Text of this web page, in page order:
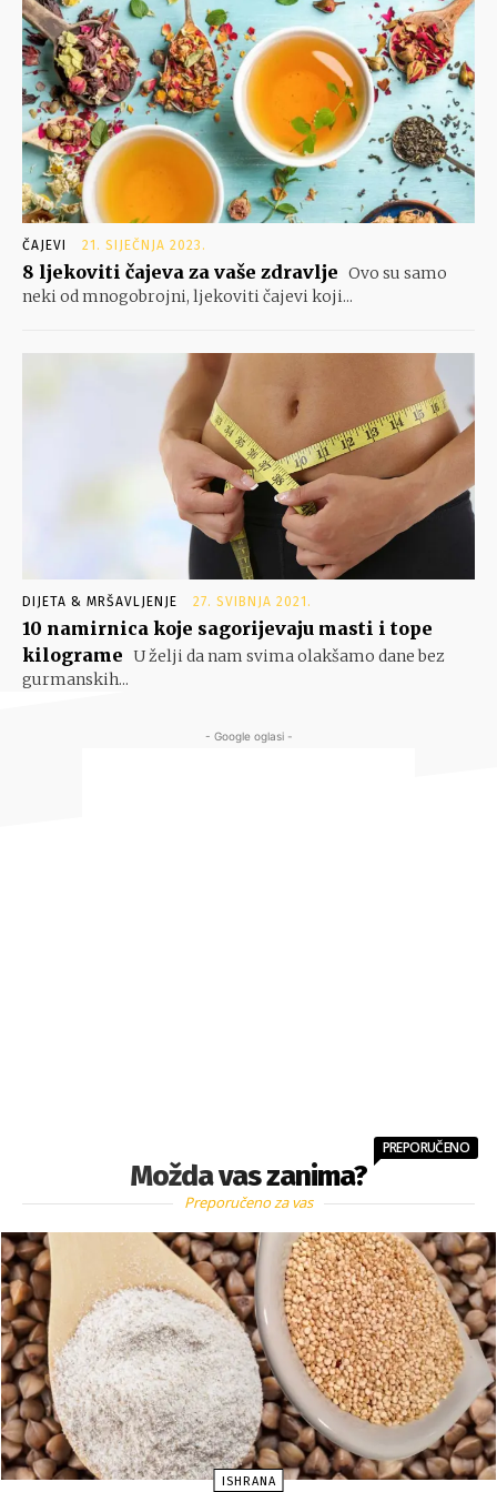
ČAJEVI 21. SIJEČNJA 2023.
8 ljekoviti čajeva za vaše zdravlje Ovo su samo
neki od mnogobrojni, ljekoviti čajevi koji...
DIJETA & MRŠAVLJENJE 27. SVIBNJA 2021.
10 namirnica koje sagorijevaju masti i tope
kilograme U želji da nam svima olakšamo dane bez
gurmanskih...
- Google oglasi -
Možda vas zanima?
PREPORUČENO
Preporučeno za vas
ISHRANA